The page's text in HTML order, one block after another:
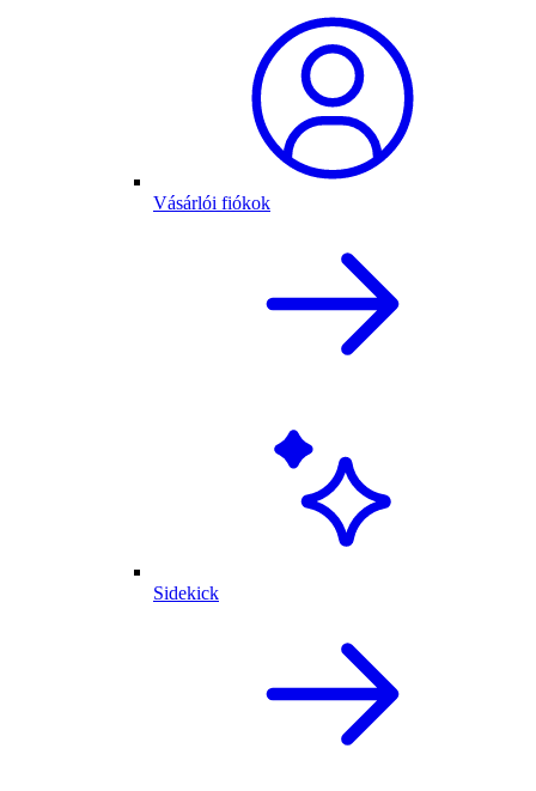
Vásárlói fiókok
Sidekick